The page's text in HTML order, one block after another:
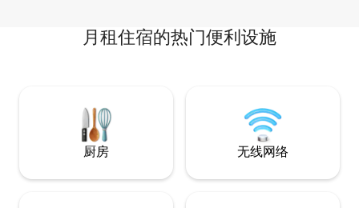
月租住宿的热门便利设施
厨房 无线网络